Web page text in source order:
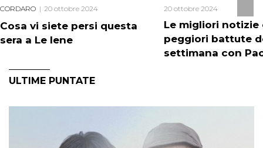
Cosa vi siete persi questa
sera a Le Iene
CORDARO 20 ottobre 2024
Le migliori notizie
peggiori battute
settimana con
20 ottobre 2024
ULTIME PUNTATE